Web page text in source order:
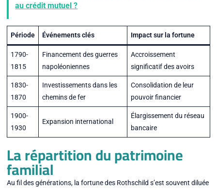
au crédit mutuel ?
Période Événements clés Impact sur la fortune
1790-
1815
Financement des guerres
napoléoniennes
Accroissement
significatif des avoirs
1830-
1870
Investissements dans les
chemins de fer
Consolidation de leur
pouvoir financier
1900-
1930
Expansion international
Élargissement du réseau
bancaire
La répartition du patrimoine
familial
Au fil des générations, la fortune des Rothschild s’est souvent diluée